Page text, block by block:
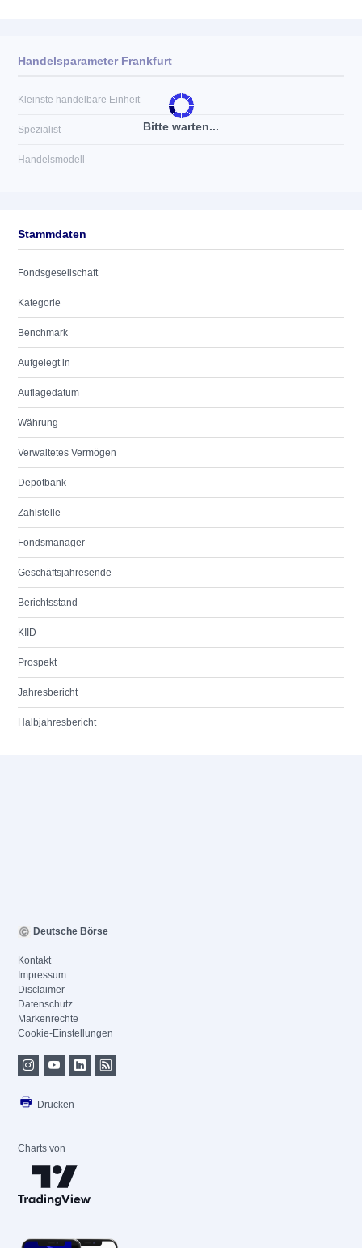
Bitte warten...
Handelsparameter Frankfurt
Kleinste handelbare Einheit
Spezialist
Handelsmodell
Stammdaten
Fondsgesellschaft
Kategorie
Benchmark
Aufgelegt in
Auflagedatum
Währung
Verwaltetes Vermögen
Depotbank
Zahlstelle
Fondsmanager
Geschäftsjahresende
Berichtsstand
KIID
Prospekt
Jahresbericht
Halbjahresbericht
Deutsche Börse
Kontakt
Impressum
Disclaimer
Datenschutz
Markenrechte
Cookie-Einstellungen
Drucken
Charts von